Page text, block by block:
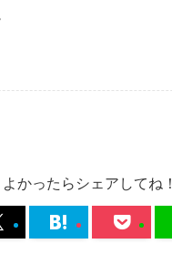
よかったらシェアしてね！